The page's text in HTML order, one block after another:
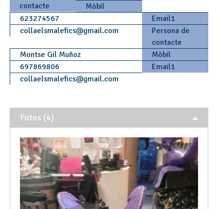
contacte
Mòbil
623274567
Email1
collaelsmalefics@gmail.com
Persona de
contacte
Montse Gil Muñoz
Mòbil
697869806
Email1
collaelsmalefics@gmail.com
Fotos (4)